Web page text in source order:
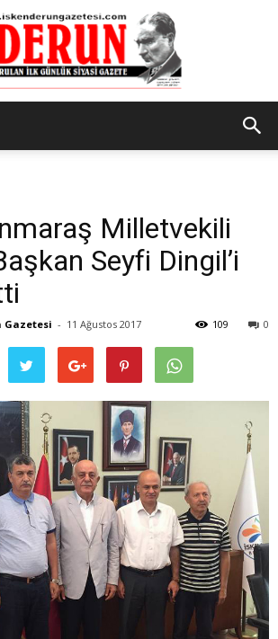
GazetesiMilletvekili
Seyfi Dingil’i
Gazetesi - 11 Ağustos 2017 0
109